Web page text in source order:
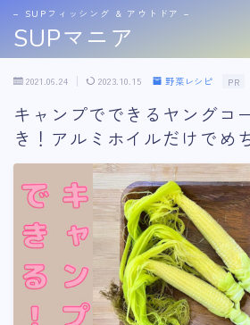
SUPマニア
− SUPフィッシング & アウトドア −
2021.06.24 2023.10.15 野菜レシピ PR
キャンプでできるヤングコ
き！アルミホイルだけでめ